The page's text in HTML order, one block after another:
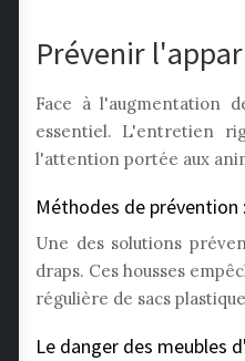
Prévenir
Face à l'augmentation
essentiel. L'entretien
l'attention portée aux
Méthodes de
Une des solutions
draps. Ces housses
régulière de sacs
Le danger des meubles